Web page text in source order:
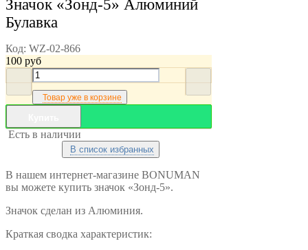
Значок «Зонд-5» Алюминий
Булавка
Код: WZ-02-866
100 руб
Товар уже в корзине
Есть в наличии
В список избранных
В нашем интернет-магазине BONUMAN
вы можете купить значок «Зонд-5».
Значок сделан из Алюминия.
Краткая сводка характеристик: